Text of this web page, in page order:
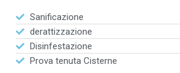
Sanificazione
derattizzazione
Disinfestazione
Prova tenuta Cisterne